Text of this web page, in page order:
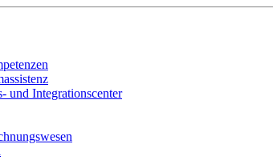
und Integrationscenter